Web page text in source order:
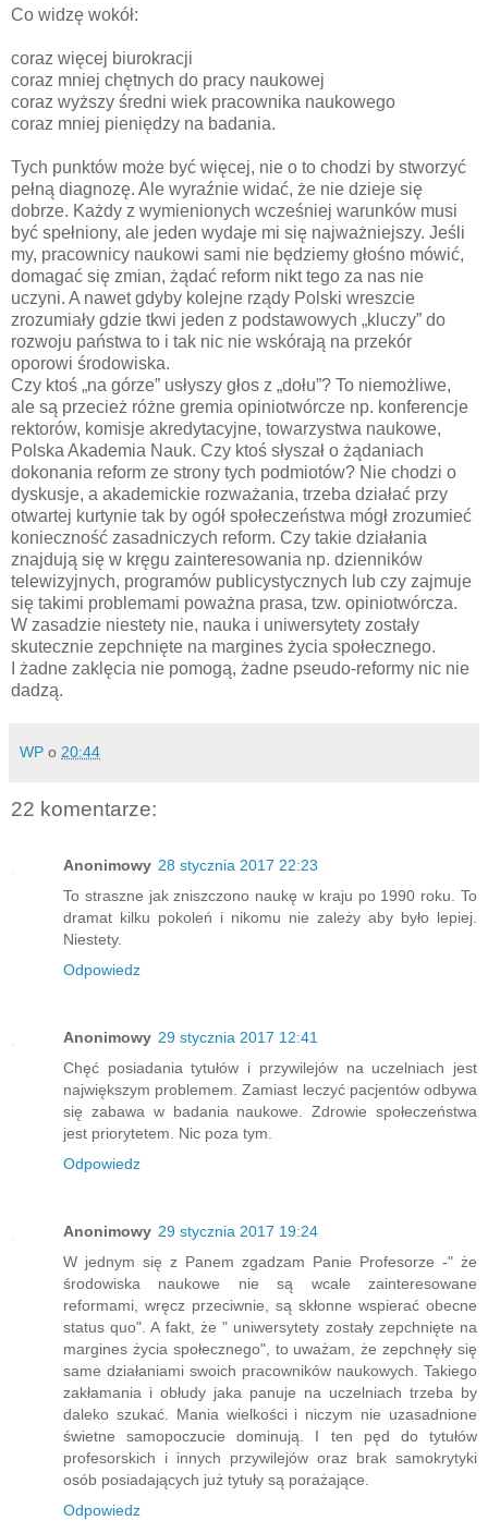
Co widzę wokół:
coraz więcej biurokracji
coraz mniej chętnych do pracy naukowej
coraz wyższy średni wiek pracownika naukowego
coraz mniej pieniędzy na badania.
Tych punktów może być więcej, nie o to chodzi by stworzyć
pełną diagnozę. Ale wyraźnie widać, że nie dzieje się
dobrze. Każdy z wymienionych wcześniej warunków musi
być spełniony, ale jeden wydaje mi się najważniejszy. Jeśli
my, pracownicy naukowi sami nie będziemy głośno mówić,
domagać się zmian, żądać reform nikt tego za nas nie
uczyni. A nawet gdyby kolejne rządy Polski wreszcie
zrozumiały gdzie tkwi jeden z podstawowych „kluczy” do
rozwoju państwa to i tak nic nie wskórają na przekór
oporowi środowiska.
Czy ktoś „na górze” usłyszy głos z „dołu”? To niemożliwe,
ale są przecież różne gremia opiniotwórcze np. konferencje
rektorów, komisje akredytacyjne, towarzystwa naukowe,
Polska Akademia Nauk. Czy ktoś słyszał o żądaniach
dokonania reform ze strony tych podmiotów? Nie chodzi o
dyskusje, a akademickie rozważania, trzeba działać przy
otwartej kurtynie tak by ogół społeczeństwa mógł zrozumieć
konieczność zasadniczych reform. Czy takie działania
znajdują się w kręgu zainteresowania np. dzienników
telewizyjnych, programów publicystycznych lub czy zajmuje
się takimi problemami poważna prasa, tzw. opiniotwórcza.
W zasadzie niestety nie, nauka i uniwersytety zostały
skutecznie zepchnięte na margines życia społecznego.
I żadne zaklęcia nie pomogą, żadne pseudo-reformy nic nie
dadzą.
WP o 20:44
22 komentarze:
Anonimowy 28 stycznia 2017 22:23
To straszne jak zniszczono naukę w kraju po 1990 roku. To
dramat kilku pokoleń i nikomu nie zależy aby było lepiej.
Niestety.
Odpowiedz
Anonimowy 29 stycznia 2017 12:41
Chęć posiadania tytułów i przywilejów na uczelniach jest
największym problemem. Zamiast leczyć pacjentów odbywa
się zabawa w badania naukowe. Zdrowie społeczeństwa
jest priorytetem. Nic poza tym.
Odpowiedz
Anonimowy 29 stycznia 2017 19:24
W jednym się z Panem zgadzam Panie Profesorze -" że
środowiska naukowe nie są wcale zainteresowane
reformami, wręcz przeciwnie, są skłonne wspierać obecne
status quo". A fakt, że " uniwersytety zostały zepchnięte na
margines życia społecznego", to uważam, że zepchnęły się
same działaniami swoich pracowników naukowych. Takiego
zakłamania i obłudy jaka panuje na uczelniach trzeba by
daleko szukać. Mania wielkości i niczym nie uzasadnione
świetne samopoczucie dominują. I ten pęd do tytułów
profesorskich i innych przywilejów oraz brak samokrytyki
osób posiadających już tytuły są porażające.
Odpowiedz